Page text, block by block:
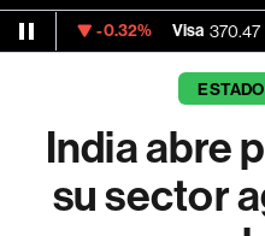
Visa 370.47 +0.52%
India abre
su sector